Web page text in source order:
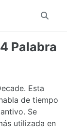
Toggle
Palabra
Esta
de tiempo
Se
utilizada en